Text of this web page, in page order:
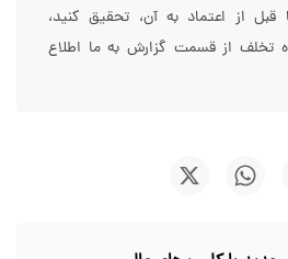
از اعتماد به آن، تحقیق کنید،
از قسمت گزارش به ما اطلاع